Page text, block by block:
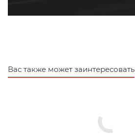
Вас также может заинтересовать